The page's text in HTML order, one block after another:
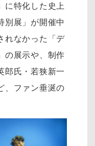
に特化した史上
別展」が開催中
れなかった「デ
の展示や、制作
郎氏・若狭新一
、ファン垂涎の